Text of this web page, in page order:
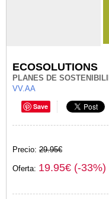
ECOSOLUTIONS
PLANES DE
VV.AA
Save
Precio: 29.95€
Oferta: 19.95€ (-33%)